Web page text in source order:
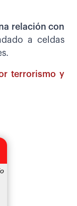
relación con
a celdas
terrorismo y